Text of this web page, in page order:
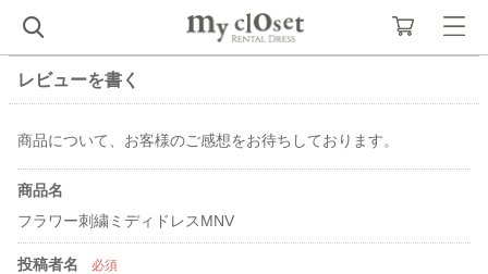
レビューを書く
商品について、お客様のご感想をお待ちしております。
商品名
フラワー刺繍ミディドレスMNV
投稿者名 必須